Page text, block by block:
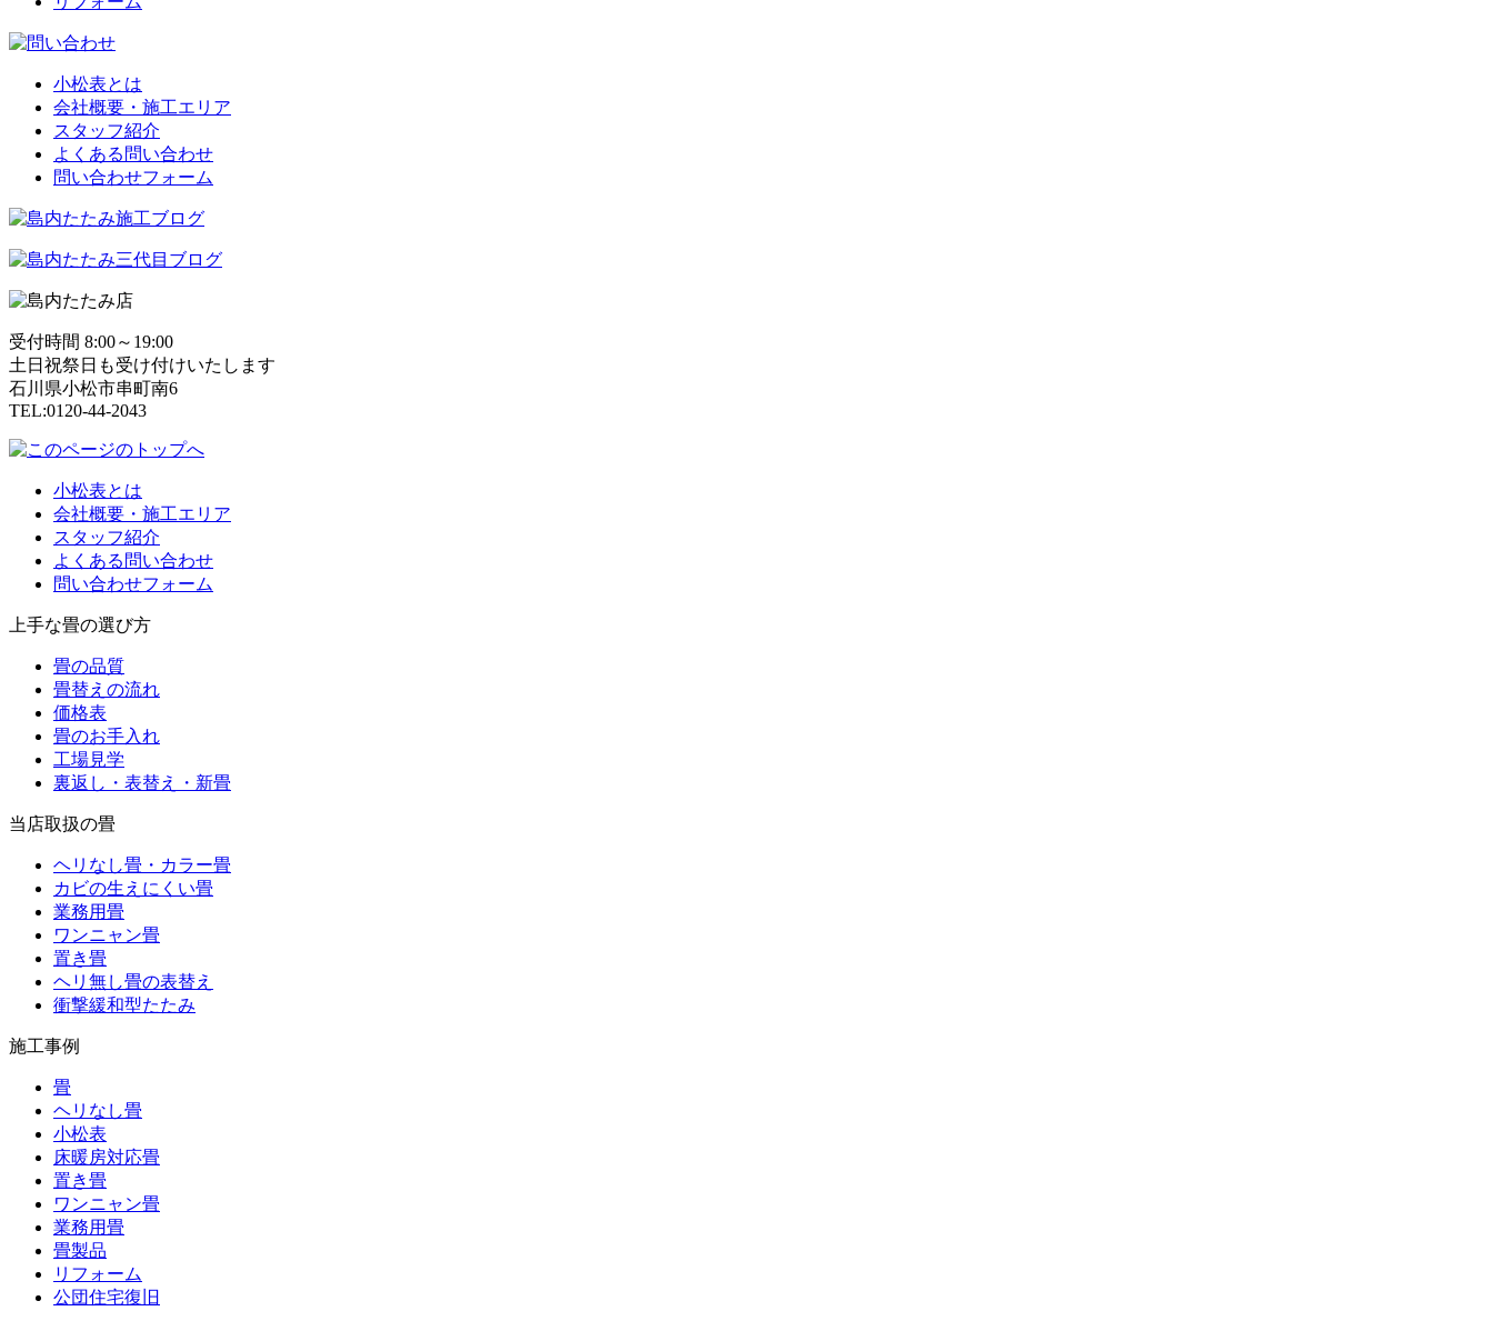
小松表とは
会社概要・施工エリア
スタッフ紹介
よくある問い合わせ
問い合わせフォーム
受付時間 8:00～19:00
土日祝祭日も受け付けいたします
石川県小松市串町南6
TEL:0120-44-2043
小松表とは
会社概要・施工エリア
スタッフ紹介
よくある問い合わせ
問い合わせフォーム
上手な畳の選び方
畳の品質
畳替えの流れ
価格表
畳のお手入れ
工場見学
裏返し・表替え・新畳
当店取扱の畳
ヘリなし畳・カラー畳
カビの生えにくい畳
業務用畳
ワンニャン畳
置き畳
ヘリ無し畳の表替え
衝撃緩和型たたみ
施工事例
畳
ヘリなし畳
小松表
床暖房対応畳
置き畳
ワンニャン畳
業務用畳
畳製品
リフォーム
公団住宅復旧